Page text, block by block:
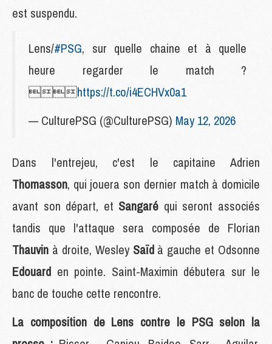
est suspendu.
Lens/#PSG, sur quelle chaine et à quelle
heure regarder le match ?
https://t.co/i4ECHVx0a1
— CulturePSG (@CulturePSG) May 12, 2026
Dans l'entrejeu, c'est le capitaine Adrien
Thomasson, qui jouera son dernier match à domicile
avant son départ, et Sangaré qui seront associés
tandis que l'attaque sera composée de Florian
Thauvin à droite, Wesley Saïd à gauche et Odsonne
Edouard en pointe. Saint-Maximin débutera sur le
banc de touche cette rencontre.
La composition de Lens contre le PSG selon la